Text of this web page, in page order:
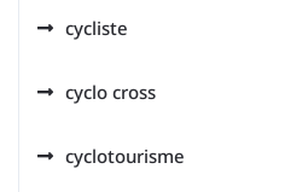
cycliste
cyclo cross
cyclotourisme